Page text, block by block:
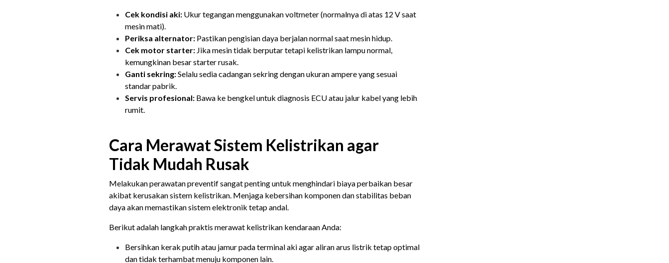
Cek kondisi aki: Ukur tegangan menggunakan voltmeter (normalnya di atas 12 V saat
mesin mati).
Periksa alternator: Pastikan pengisian daya berjalan normal saat mesin hidup.
Cek motor starter: Jika mesin tidak berputar tetapi kelistrikan lampu normal,
kemungkinan besar starter rusak.
Ganti sekring:Selalu sedia cadangan sekring dengan ukuran ampere yang sesuai
standar pabrik.
Servis profesional: Bawa ke bengkel untuk diagnosis ECU atau jalur kabel yang lebih
rumit.
Cara Merawat Sistem Kelistrikan agar
Tidak Mudah Rusak
Melakukan perawatan preventif sangat penting untuk menghindari biaya perbaikan besar
akibat kerusakan sistem kelistrikan. Menjaga kebersihan komponen dan stabilitas beban
daya akan memastikan sistem elektronik tetap andal.
Berikut adalah langkah praktis merawat kelistrikan kendaraan Anda:
Bersihkan kerak putih atau jamur pada terminal aki agar aliran arus listrik tetap optimal
dan tidak terhambat menuju komponen lain.